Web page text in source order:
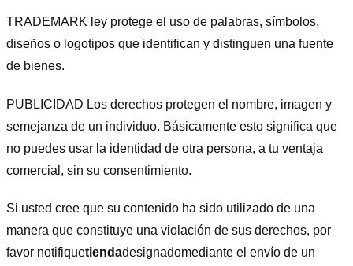
TRADEMARK ley protege el uso de palabras, símbolos,
diseños o logotipos que identifican y distinguen una fuente
de bienes.
PUBLICIDAD Los derechos protegen el nombre, imagen y
semejanza de un individuo. Básicamente esto significa que
no puedes usar la identidad de otra persona, a tu ventaja
comercial, sin su consentimiento.
Si usted cree que su contenido ha sido utilizado de una
manera que constituye una violación de sus derechos, por
favor notifiquetiendadesignadomediante el envío de un